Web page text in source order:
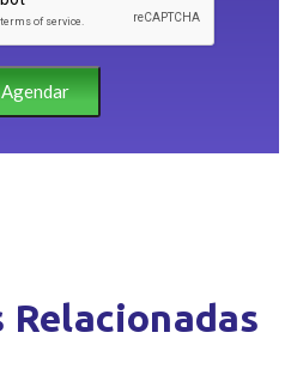
Agendar
Relacionadas